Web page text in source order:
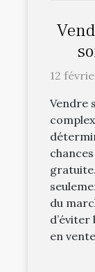
12
Vendre
du
d’éviter
en